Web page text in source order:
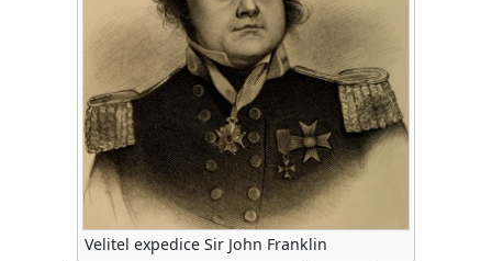
Velitel expedice Sir John Franklin